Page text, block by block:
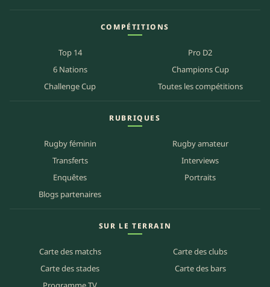
COMPÉTITIONS
Top 14
Pro D2
6 Nations
Champions Cup
Challenge Cup
Toutes les compétitions
RUBRIQUES
Rugby féminin
Rugby amateur
Transferts
Interviews
Enquêtes
Portraits
Blogs partenaires
SUR LE TERRAIN
Carte des matchs
Carte des clubs
Carte des stades
Carte des bars